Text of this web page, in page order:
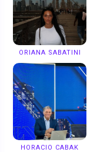
ORIANA SABATINI
HORACIO CABAK